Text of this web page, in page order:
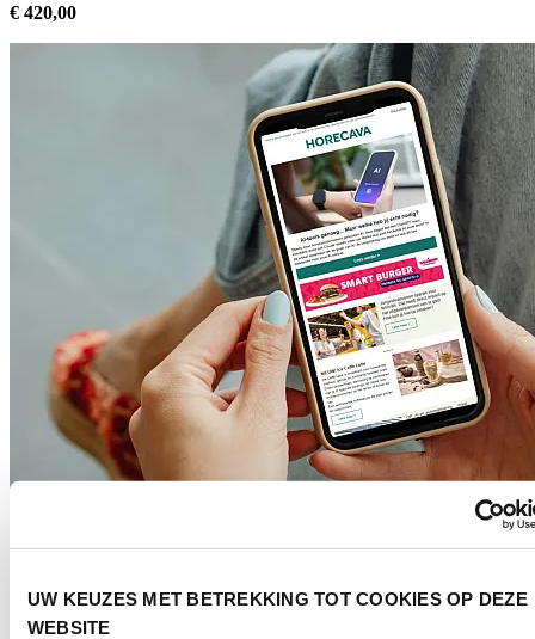
UW KEUZES MET BETREKKING TOT COOKIES OP DEZE
WEBSITE
€ 420,00